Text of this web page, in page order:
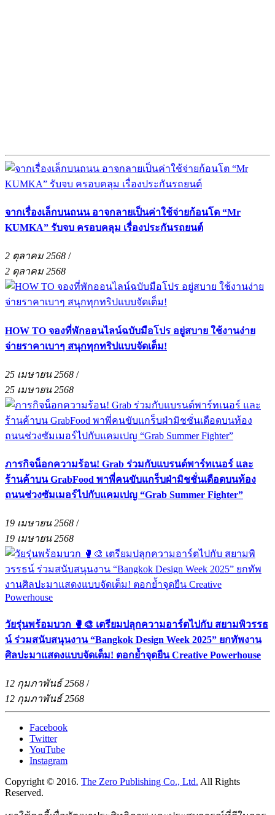
จากเรื่องเล็กบนถนน อาจกลายเป็นค่าใช้จ่ายก้อนโต “Mr
KUMKA” รับจบ ครอบคลุม เรื่องประกันรถยนต์
2 ตุลาคม 2568 /
2 ตุลาคม 2568
HOW TO จองที่พักออนไลน์ฉบับมือโปร อยู่สบาย ใช้งานง่าย
จ่ายราคาเบาๆ สนุกทุกทริปแบบจัดเต็ม!
25 เมษายน 2568 /
25 เมษายน 2568
ภารกิจน็อกความร้อน! Grab ร่วมกับแบรนด์พาร์ทเนอร์ และ
ร้านค้าบน GrabFood พาพี่คนขับแกร็บฝ่ามิชชั่นเดือดบนท้อง
ถนนช่วงซัมเมอร์ไปกับแคมเปญ “Grab Summer Fighter”
19 เมษายน 2568 /
19 เมษายน 2568
วัยรุ่นพร้อมบวก 🥊🎨 เตรียมปลุกความอาร์ตไปกับ สยามพิวรรธ
น์ ร่วมสนับสนุนงาน “Bangkok Design Week 2025” ยกทัพงาน
ศิลปะมาแสดงแบบจัดเต็ม! ตอกย้ำจุดยืน Creative Powerhouse
12 กุมภาพันธ์ 2568 /
12 กุมภาพันธ์ 2568
Facebook
Twitter
YouTube
Instagram
Copyright © 2016. The Zero Publishing Co., Ltd. All Rights
Reserved.